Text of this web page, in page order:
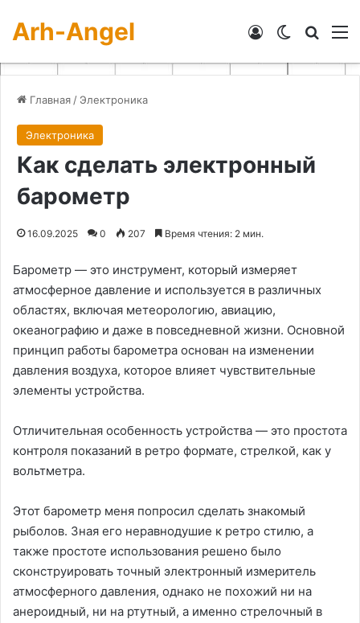
Arh-Angel Switch skin
Войти
Главная / Электроника
Электроника
Как сделать электронный
барометр
16.09.2025 0 207 Время чтения: 2 мин.
Барометр — это инструмент, который измеряет
атмосферное давление и используется в различных
областях, включая метеорологию, авиацию,
океанографию и даже в повседневной жизни. Основной
принцип работы барометра основан на изменении
давления воздуха, которое влияет чувствительные
элементы устройства.
Отличительная особенность устройства — это простота
контроля показаний в ретро формате, стрелкой, как у
вольтметра.
Этот барометр меня попросил сделать знакомый
рыболов. Зная его неравнодушие к ретро стилю, а
также простоте использования решено было
сконструировать точный электронный измеритель
атмосферного давления, однако не похожий ни на
анероидный, ни на ртутный, а именно стрелочный в